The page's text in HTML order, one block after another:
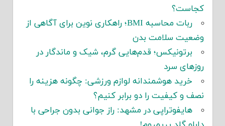
کجاست؟
ربات محاسبه BMI؛ راهکاری نوین برای آگاهی از
وضعیت سلامت بدن
برتونیکس؛ قدم‌هایی گرم، شیک و ماندگار در
روزهای سرد
خرید هوشمندانه لوازم ورزشی: چگونه هزینه را
نصف و کیفیت را دو برابر کنیم؟
هایفوتراپی در مشهد: راز جوانی بدون جراحی با